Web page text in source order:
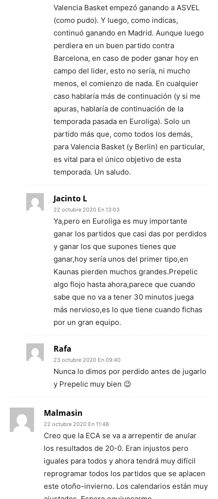
Valencia Basket empezó ganando a ASVEL
(como pudo). Y luego, como indicas,
continuó ganando en Madrid. Aunque luego
perdiera en un buen partido contra
Barcelona, en caso de poder ganar hoy en
campo del lider, esto no sería, ni mucho
menos, el comienzo de nada. En cualquier
caso hablaría más de continuación (y si me
apuras, hablaría de continuación de la
temporada pasada en Euroliga). Solo un
partido más que, como todos los demás,
para Valencia Basket (y Berlin) en particular,
es vital para el único objetivo de esta
temporada. Un saludo.
Jacinto L
22 octubre 2020 En 13:03
Ya,pero en Euroliga es muy importante
ganar los partidos que casi das por perdidos
y ganar los que supones tienes que
ganar,hoy sería unos del primer tipo,en
Kaunas pierden muchos grandes.Prepelic
algo flojo hasta ahora,parece que cuando
sabe que no va a tener 30 minutos juega
más nervioso,es lo que tiene cuando fichas
por un gran equipo.
Rafa
23 octubre 2020 En 09:40
Nunca lo dimos por perdido antes de jugarlo
y Prepelic muy bien 😉
Malmasin
22 octubre 2020 En 11:48
Creo que la ECA se va a arrepentir de anular
los resultados de 20-0. Eran injustos pero
iguales para todos y ahora tendrá muy difícil
reprogramar todos los partidos que se aplacen
este otoño-invierno. Los calendarios están muy